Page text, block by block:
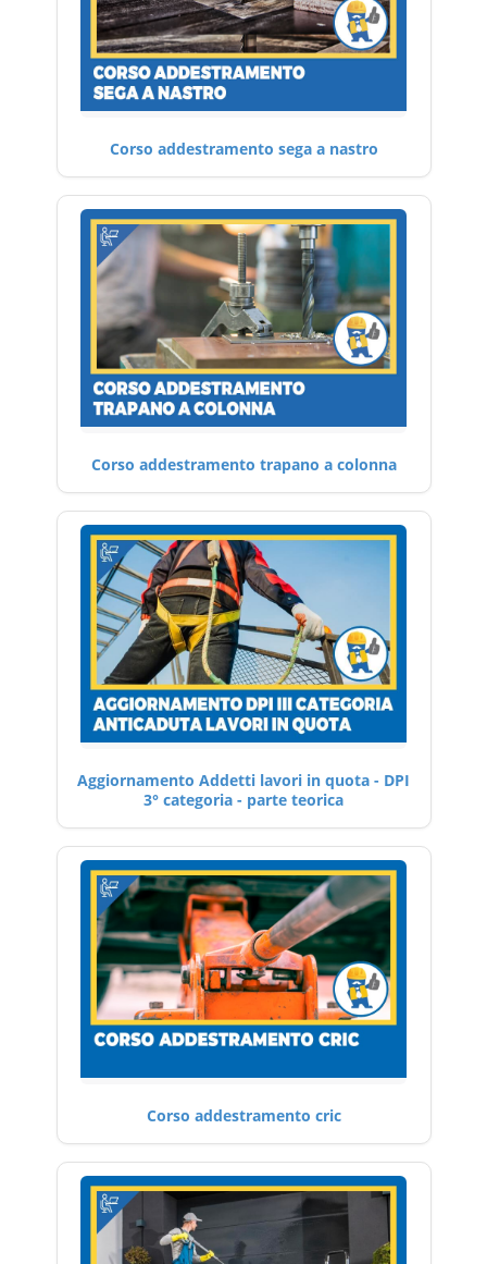
Corso addestramento sega a nastro
Corso addestramento trapano a colonna
Aggiornamento Addetti lavori in quota - DPI
3° categoria - parte teorica
Corso addestramento cric